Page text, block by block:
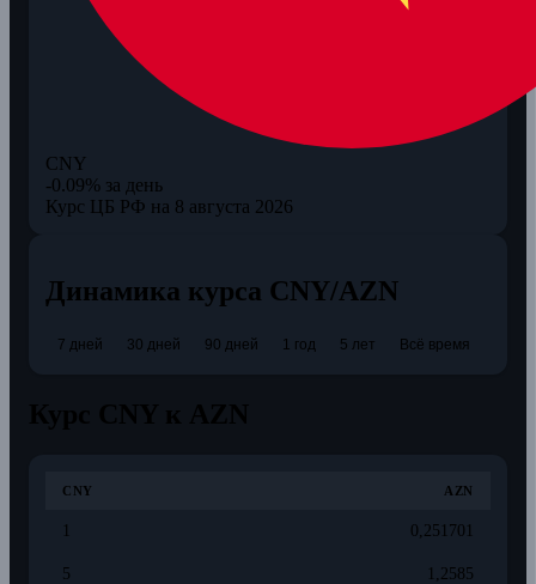
CNY
-0.09% за день
Курс ЦБ РФ на 8 августа 2026
Динамика курса CNY/AZN
7 дней 30 дней 90 дней 1 год 5 лет Всё время
CNY AZN
1 0,251701
5 1,2585